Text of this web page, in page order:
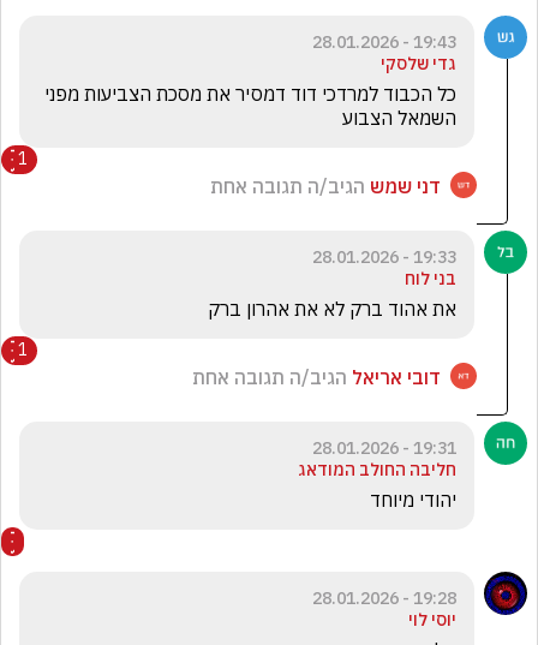
19:43 - 28.01.2026
גדי שלסקי
השמאל הצבוע
1
דני שמש הגיב/ה תגובה אחת
19:33 - 28.01.2026
בני לוח
את אהוד ברק לא את אהרון ברק
1
דובי אריאל הגיב/ה תגובה אחת
19:31 - 28.01.2026
חליבה החולב המודאג
יהודי מיוחד
19:28 - 28.01.2026
יוסי לוי